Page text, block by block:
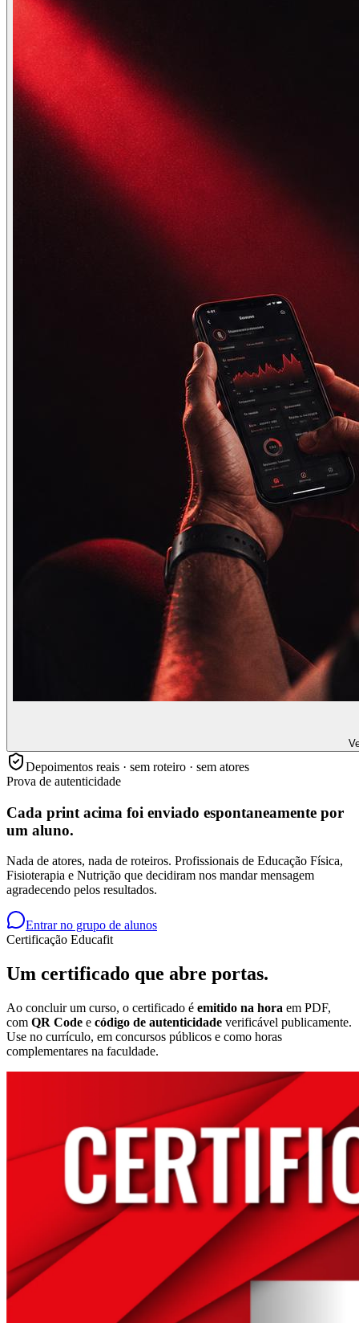
Depoimentos reais · sem roteiro · sem atores
Prova de autenticidade
Cada print acima foi enviado espontaneamente por
um aluno.
Nada de atores, nada de roteiros. Profissionais de Educação Física,
Fisioterapia e Nutrição que decidiram nos mandar mensagem
agradecendo pelos resultados.
Entrar no grupo de alunos
Certificação Educafit
Um certificado que abre portas.
Ao concluir um curso, o certificado é emitido na hora em PDF,
com QR Code e código de autenticidade verificável publicamente.
Use no currículo, em concursos públicos e como horas
complementares na faculdade.